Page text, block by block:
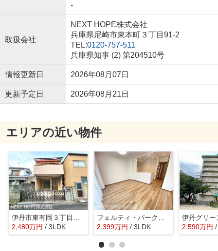
-
取扱会社
NEXT HOPE株式会社
兵庫県尼崎市東本町３丁目91-2
TEL:0120-757-511
兵庫県知事 (2) 第204510号
情報更新日 2026年08月07日
更新予定日 2026年08月21日
エリアの近い物件
2,480万円 / 3LDK
2,399万円 / 3LDK
伊丹グリー
2,590万円